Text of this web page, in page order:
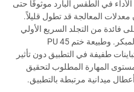
في الطقس البارد موثوقًا حتى
المعالجة قد تطول قليلاً.
من التجلد السريع الأولي
الذي يمنع تلوث السطح ويتيح التعامل المبكر. وطبيعة ختم PU 45
طفيفة في التطبيق دون تأثير
المهارة المطلوب لتحقيق
ميدانية مرتبطة بالتطبيق.